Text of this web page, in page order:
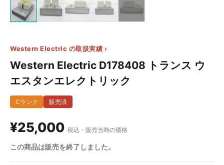
Western Electric の取扱実績 ›
Western Electric D178408 トランス ウ
エスタンエレクトリック
販売済
Cランク
¥25,000 税込・販売当時の価格
この商品は販売を終了しました。